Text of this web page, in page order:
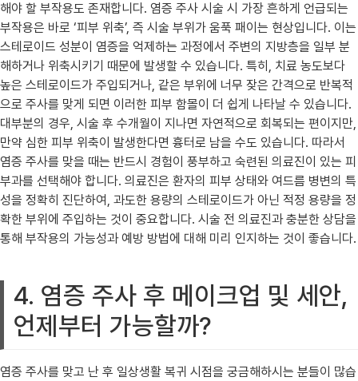
해야 할 부작용도 존재합니다. 염증 주사 시술 시 가장 흔하게 언급되는
부작용은 바로 ‘피부 위축’, 즉 시술 부위가 움푹 패이는 현상입니다. 이는
스테로이드 성분이 염증을 억제하는 과정에서 주변의 지방층을 일부 분
해하거나 위축시키기 때문에 발생할 수 있습니다. 특히, 치료 농도보다
높은 스테로이드가 주입되거나, 같은 부위에 너무 잦은 간격으로 반복적
으로 주사를 맞게 되면 이러한 피부 함몰이 더 쉽게 나타날 수 있습니다.
대부분의 경우, 시술 후 수개월이 지나면 자연적으로 회복되는 편이지만,
만약 심한 피부 위축이 발생한다면 흉터로 남을 수도 있습니다. 따라서
염증 주사를 맞을 때는 반드시 경험이 풍부하고 숙련된 의료진이 있는 피
부과를 선택해야 합니다. 의료진은 환자의 피부 상태와 여드름 병변의 특
성을 정확히 진단하여, 과도한 용량의 스테로이드가 아닌 적정 용량을 정
확한 부위에 주입하는 것이 중요합니다. 시술 전 의료진과 충분한 상담을
통해 부작용의 가능성과 예방 방법에 대해 미리 인지하는 것이 좋습니다.
4. 염증 주사 후 메이크업 및 세안,
언제부터 가능할까?
염증 주사를 맞고 난 후 일상생활 복귀 시점을 궁금해하시는 분들이 많습